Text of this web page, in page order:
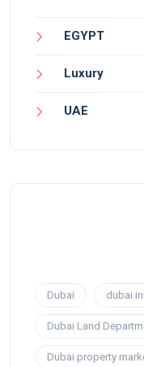
EGYPT
Luxury
UAE
Dubai dubai
Dubai Land
Dubai property